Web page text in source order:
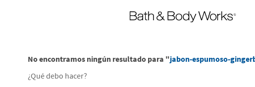
No encontramos ningún resultado para "jabon-espumoso-
¿Qué debo hacer?